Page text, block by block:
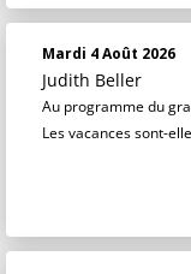
Mardi 4 Août 2026
Judith Beller
Au programme du
Les vacances sont-